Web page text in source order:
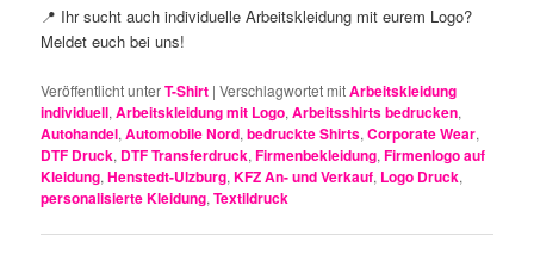
📍 Ihr sucht auch individuelle Arbeitskleidung mit eurem Logo?
Meldet euch bei uns!
Veröffentlicht unterT-Shirt |Verschlagwortet mitArbeitskleidung
individuell,Arbeitskleidung mit Logo,Arbeitsshirts bedrucken,
Autohandel,Automobile Nord,bedruckte Shirts,Corporate Wear,
DTF Druck, DTF Transferdruck,Firmenbekleidung,Firmenlogo auf
Kleidung,Henstedt-Ulzburg,KFZ An- und Verkauf, Logo Druck,
personalisierte Kleidung,Textildruck